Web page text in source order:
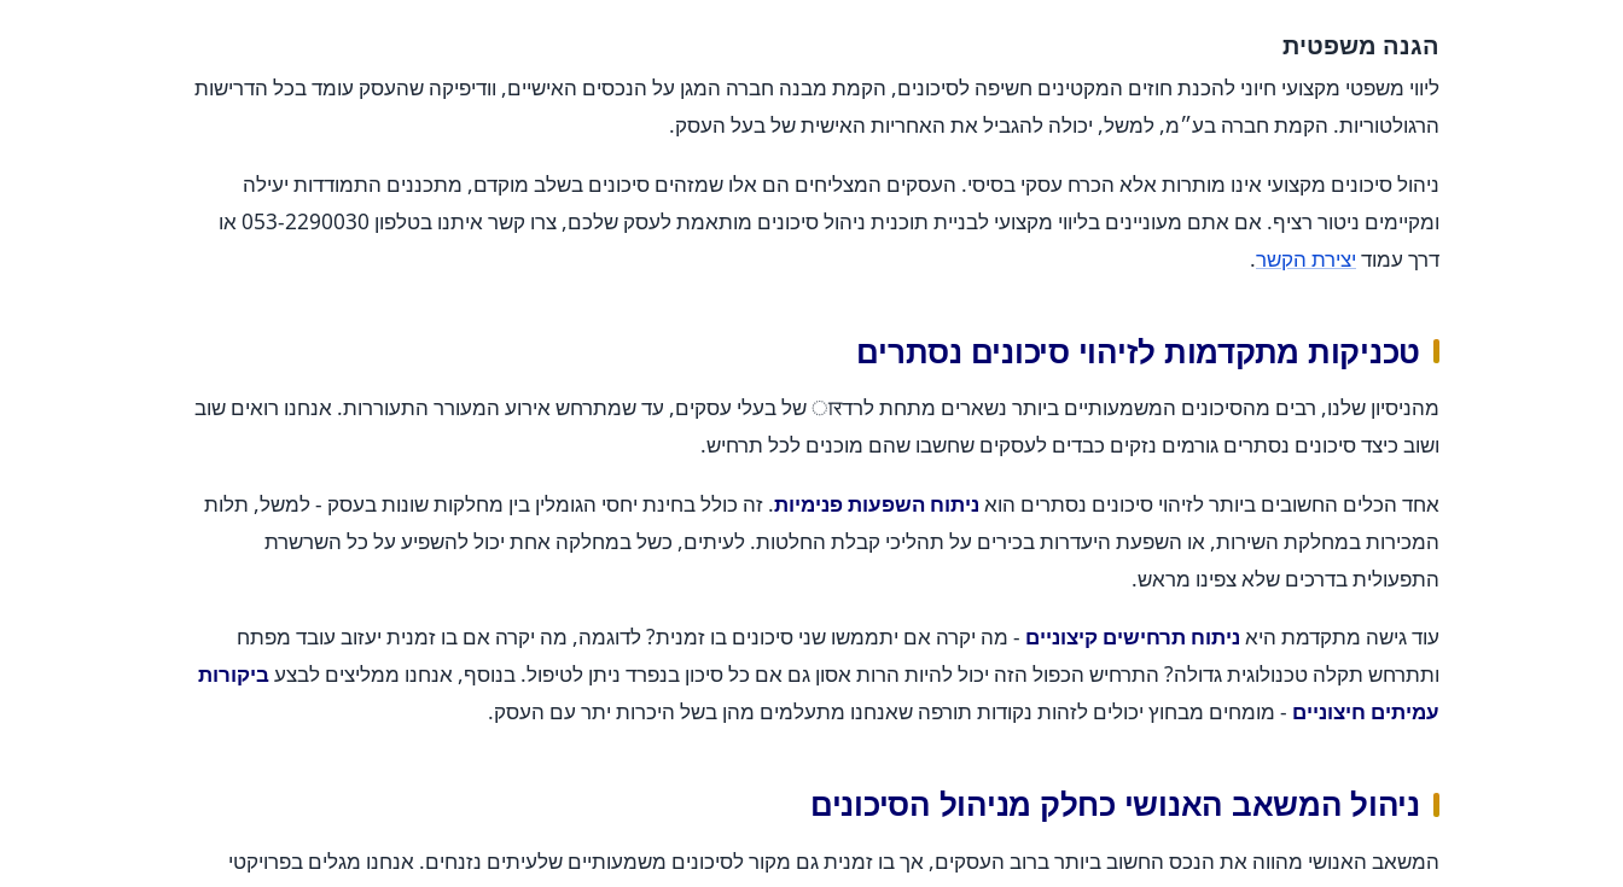
הגנה משפטית
ליווי משפטי מקצועי חיוני להכנת חוזים המקטינים חשיפה לסיכונים, הקמת מבנה חברה המגן על הנכסים האישיים, וודיפיקה שהעסק עומד בכל הדרישות
הרגולטוריות. הקמת חברה בע״מ, למשל, יכולה להגביל את האחריות האישית של בעל העסק.
ניהול סיכונים מקצועי אינו מותרות אלא הכרח עסקי בסיסי. העסקים המצליחים הם אלו שמזהים סיכונים בשלב מוקדם, מתכננים התמודדות יעילה
ומקיימים ניטור רציף. אם אתם מעוניינים בליווי מקצועי לבניית תוכנית ניהול סיכונים מותאמת לעסק שלכם, צרו קשר איתנו בטלפון 053-2290030 או
דרך עמוד יצירת הקשר.
טכניקות מתקדמות לזיהוי סיכונים נסתרים
מהניסיון שלנו, רבים מהסיכונים המשמעותיים ביותר נשארים מתחת לרדार של בעלי עסקים, עד שמתרחש אירוע המעורר התעוררות. אנחנו רואים שוב
ושוב כיצד סיכונים נסתרים גורמים נזקים כבדים לעסקים שחשבו שהם מוכנים לכל תרחיש.
אחד הכלים החשובים ביותר לזיהוי סיכונים נסתרים הוא ניתוח השפעות פנימיות. זה כולל בחינת יחסי הגומלין בין מחלקות שונות בעסק - למשל, תלות
המכירות במחלקת השירות, או השפעת היעדרות בכירים על תהליכי קבלת החלטות. לעיתים, כשל במחלקה אחת יכול להשפיע על כל השרשרת
התפעולית בדרכים שלא צפינו מראש.
עוד גישה מתקדמת היא ניתוח תרחישים קיצוניים - מה יקרה אם יתממשו שני סיכונים בו זמנית? לדוגמה, מה יקרה אם בו זמנית יעזוב עובד מפתח
ותתרחש תקלה טכנולוגית גדולה? התרחיש הכפול הזה יכול להיות הרות אסון גם אם כל סיכון בנפרד ניתן לטיפול. בנוסף, אנחנו ממליצים לבצעביקורות
עמיתים חיצוניים - מומחים מבחוץ יכולים לזהות נקודות תורפה שאנחנו מתעלמים מהן בשל היכרות יתר עם העסק.
ניהול המשאב האנושי כחלק מניהול הסיכונים
המשאב האנושי מהווה את הנכס החשוב ביותר ברוב העסקים, אך בו זמנית גם מקור לסיכונים משמעותיים שלעיתים נזנחים. אנחנו מגלים בפרויקטי